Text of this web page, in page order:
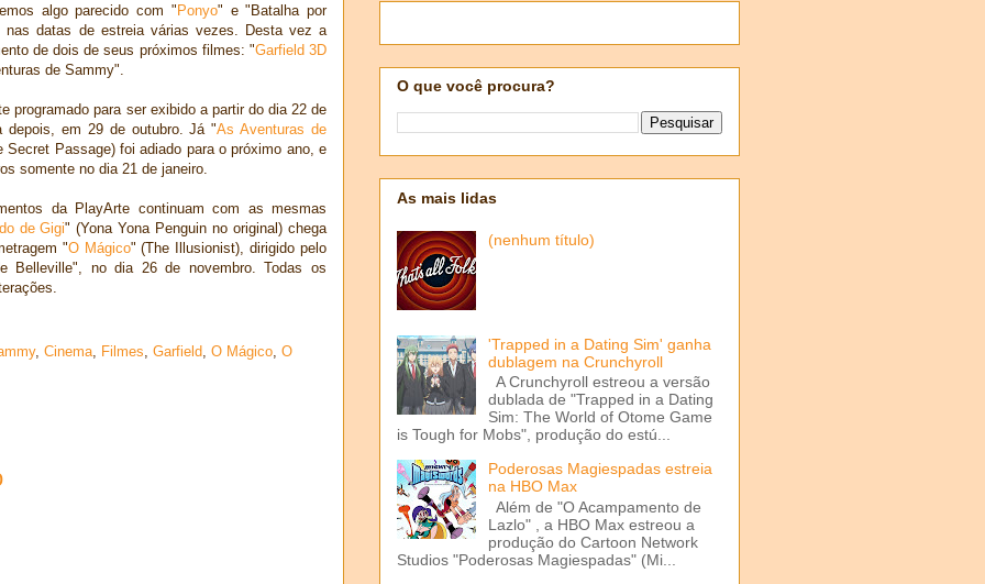
algo parecido com " Ponyo" e "Batalha por
nas datas de estreia várias vezes. Desta vez a
de dois de seus próximos filmes: "Garfield 3D
de Sammy".
programado para ser exibido a partir do dia 22 de
depois, em 29 de outubro. Já "As Aventuras de
Secret Passage) foi adiado para o próximo ano, e
somente no dia 21 de janeiro.
da PlayArte continuam com as mesmas
de Gigi" (Yona Yona Penguin no original) chega
"O Mágico" (The Illusionist), dirigido pelo
Belleville", no dia 26 de novembro. Todas os
, Cinema, Filmes, Garfield, O Mágico, O
O que você procura?
As mais lidas
(nenhum título)
'Trapped in a Dating Sim' ganha
dublagem na Crunchyroll
A Crunchyroll estreou a versão
dublada de "Trapped in a Dating
Sim: The World of Otome Game
is Tough for Mobs", produção do estú...
Poderosas Magiespadas estreia
na HBO Max
Além de "O Acampamento de
Lazlo" , a HBO Max estreou a
produção do Cartoon Network
Studios "Poderosas Magiespadas" (Mi...